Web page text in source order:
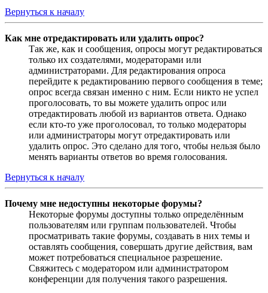
Вернуться к началу
Как мне отредактировать или удалить опрос?
Так же, как и сообщения, опросы могут редактироваться
только их создателями, модераторами или
администраторами. Для редактирования опроса
перейдите к редактированию первого сообщения в теме;
опрос всегда связан именно с ним. Если никто не успел
проголосовать, то вы можете удалить опрос или
отредактировать любой из вариантов ответа. Однако
если кто-то уже проголосовал, то только модераторы
или администраторы могут отредактировать или
удалить опрос. Это сделано для того, чтобы нельзя было
менять варианты ответов во время голосования.
Вернуться к началу
Почему мне недоступны некоторые форумы?
Некоторые форумы доступны только определённым
пользователям или группам пользователей. Чтобы
просматривать такие форумы, создавать в них темы и
оставлять сообщения, совершать другие действия, вам
может потребоваться специальное разрешение.
Свяжитесь с модератором или администратором
конференции для получения такого разрешения.